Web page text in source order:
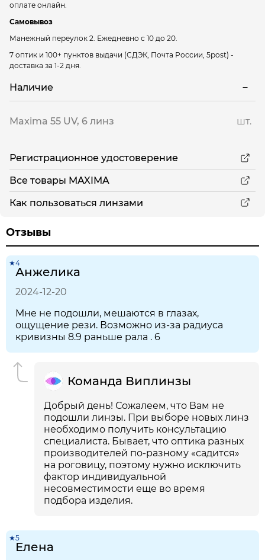
оплате онлайн.
Самовывоз
Манежный переулок 2. Ежедневно с 10 до 20.
7 оптик и 100+ пунктов выдачи (СДЭК, Почта России, 5post) -
доставка за 1-2 дня.
Наличие
Maxima 55 UV, 6 линз шт.
Регистрационное удостоверение
Все товары MAXIMA
Как пользоваться линзами
Отзывы
★4
Анжелика
2024-12-20
Мне не подошли, мешаются в глазах,
ощущение рези. Возможно из-за радиуса
кривизны 8.9 раньше рала . 6
Команда Виплинзы
Добрый день! Сожалеем, что Вам не
подошли линзы. При выборе новых линз
необходимо получить консультацию
специалиста. Бывает, что оптика разных
производителей по-разному «садится»
на роговицу, поэтому нужно исключить
фактор индивидуальной
несовместимости еще во время
подбора изделия.
★5
Елена